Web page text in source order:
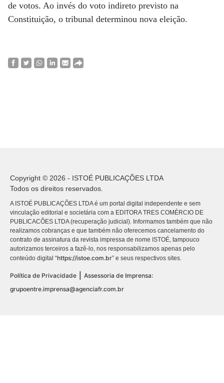
de votos. Ao invés do voto indireto previsto na
Constituição, o tribunal determinou nova eleição.
Copyright © 2026 - ISTOÉ PUBLICAÇÕES LTDA
Todos os direitos reservados.
A ISTOÉ PUBLICAÇÕES LTDA é um portal digital independente e sem
vinculação editorial e societária com a EDITORA TRES COMÉRCIO DE
PUBLICACÕES LTDA (recuperação judicial). Informamos também que não
realizamos cobranças e que também não oferecemos cancelamento do
contrato de assinatura da revista impressa de nome ISTOÉ, tampouco
autorizamos terceiros a fazê-lo, nos responsabilizamos apenas pelo
conteúdo digital “https://istoe.com.br” e seus respectivos sites.
Política de Privacidade
Assessoria de Imprensa:
grupoentre.imprensa@agenciafr.com.br